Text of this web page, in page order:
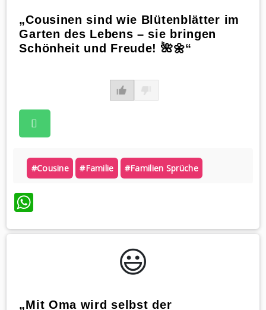
„Cousinen sind wie Blütenblätter im
Garten des Lebens – sie bringen
Schönheit und Freude! 🌺🌼“
#cousine #familie #familien Sprüche
WhatsApp
😃️
„Mit Oma wird selbst der